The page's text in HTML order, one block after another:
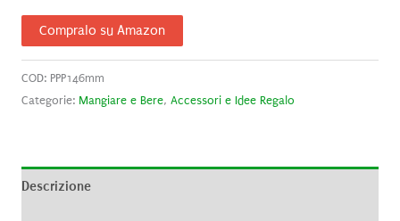
Compralo su Amazon
COD: PPP146mm
Categorie: Mangiare e Bere, Accessori e Idee Regalo
Descrizione